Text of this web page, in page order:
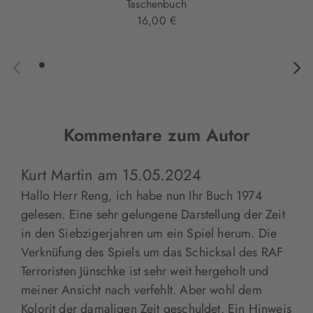
Taschenbuch
16,00 €
Kommentare zum Autor
Kurt Martin am 15.05.2024
Hallo Herr Reng, ich habe nun Ihr Buch 1974
gelesen. Eine sehr gelungene Darstellung der Zeit
in den Siebzigerjahren um ein Spiel herum. Die
Verknüfung des Spiels um das Schicksal des RAF
Terroristen Jünschke ist sehr weit hergeholt und
meiner Ansicht nach verfehlt. Aber wohl dem
Kolorit der damaligen Zeit geschuldet. Ein Hinweis